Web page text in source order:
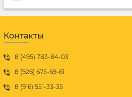
Контакты
8 (495) 783-84-03
8 (926) 675-69-61
8 (916) 551-33-35